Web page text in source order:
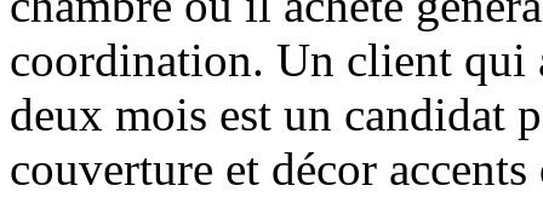
coordination. Un client qui
deux mois est un candidat
couverture et décor